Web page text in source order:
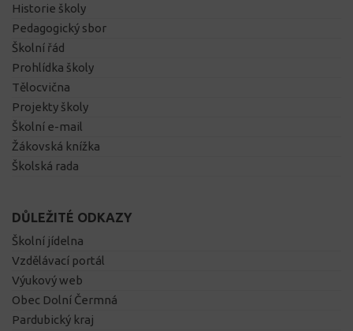
Historie školy
Pedagogický sbor
Školní řád
Prohlídka školy
Tělocvična
Projekty školy
Školní e-mail
Žákovská knížka
Školská rada
DŮLEŽITÉ ODKAZY
Školní jídelna
Vzdělávací portál
Výukový web
Obec Dolní Čermná
Pardubický kraj